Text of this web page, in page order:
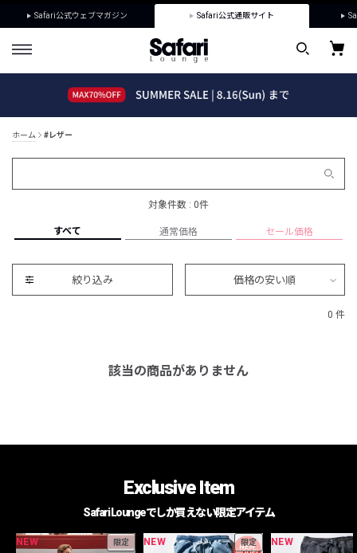
Safari公式ウェブマガジン Safari公式通販サイト
ホーム #レザー
対象件数 : 0件
すべて 通常価格 セール価格
絞り込み 価格の安い順
0 件
該当の商品がありません
Exclusive Item
Safari Loungeでしか買えない限定アイテム
NEW 限定 NEW 限定 NEW